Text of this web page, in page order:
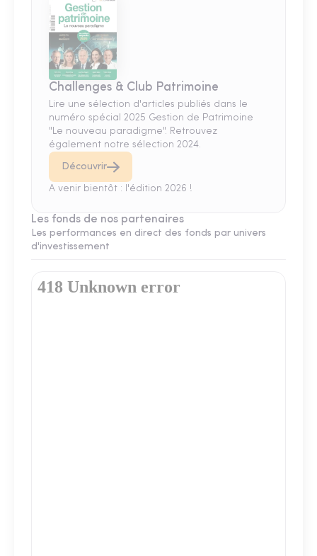
Challenges & Club Patrimoine
Lire une sélection d'articles publiés dans le
numéro spécial 2025 Gestion de Patrimoine
"Le nouveau paradigme". Retrouvez
également notre sélection 2024.
Découvrir
A venir bientôt : l'édition 2026 !
Les fonds de nos partenaires
Les performances en direct des fonds par univers
d'investissement